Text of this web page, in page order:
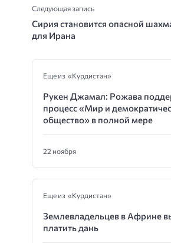
Следующая запись
Сирия становится опасной
для Ирана
Еще из «Курдистан»
Рукен Джамал: Рожава
процесс «Мир и
общество» в полной мере
22 ноября
Еще из «Курдистан»
Землевладельцев в Африне
платить дань